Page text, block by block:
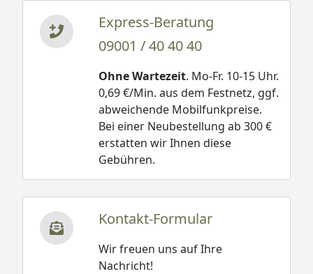
Express-Beratung
09001 / 40 40 40
Ohne Wartezeit. Mo-Fr. 10-15 Uhr.
0,69 €/Min. aus dem Festnetz, ggf.
abweichende Mobilfunkpreise.
Bei einer Neubestellung ab 300 €
erstatten wir Ihnen diese
Gebühren.
Kontakt-Formular
Wir freuen uns auf Ihre
Nachricht!